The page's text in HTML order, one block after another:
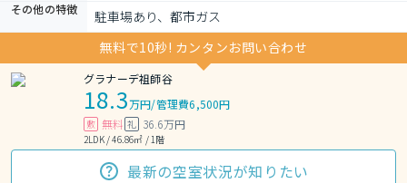
その他の特徴
駐車場あり、都市ガス
無料で10秒! カンタンお問い合わせ
グラナーデ祖師谷
18.3万円/管理費6,500円
敷 無料 礼 36.6万円
2LDK / 46.86㎡ / 1階
最新の空室状況が知りたい